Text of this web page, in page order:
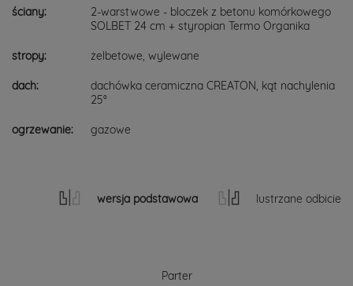
ściany:
2-warstwowe - bloczek z betonu komórkowego
SOLBET 24 cm + styropian Termo Organika
stropy: żelbetowe, wylewane
dach:
dachówka ceramiczna CREATON, kąt nachylenia
25°
ogrzewanie: gazowe
wersja podstawowa lustrzane odbicie
Parter